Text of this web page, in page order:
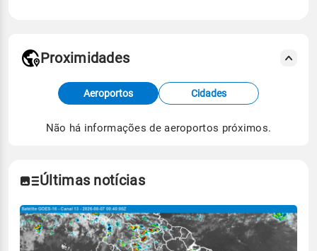
Fonte: dados combinados de estações
meteorológicas e satélite do Centro de Previsão
de Tempo e Estudos Climáticos (CPTEC).
Proximidades
Aeroportos Cidades
Não há informações de aeroportos próximos.
Últimas notícias